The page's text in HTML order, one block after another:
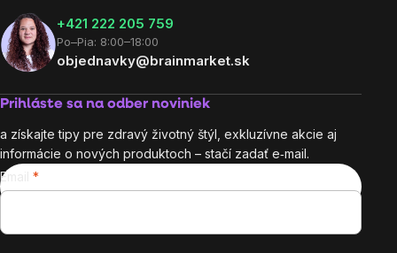
+421 222 205 759
Po–Pia: 8:00–18:00
objednavky@brainmarket.sk
Prihláste sa na odber noviniek
a získajte tipy pre zdravý životný štýl, exkluzívne akcie aj
informácie o nových produktoch – stačí zadať e‑mail.
Email